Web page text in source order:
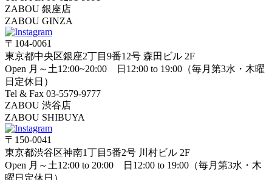
ZABOU 銀座店
ZABOU GINZA
〒104-0061
東京都中央区銀座2丁目9番12号 森田ビル 2F
Open 月～土12:00~20:00 日12:00 to 19:00（毎月第3水・木曜
日定休日）
Tel & Fax 03-5579-9777
ZABOU 渋谷店
ZABOU SHIBUYA
〒150-0041
東京都渋谷区神南1丁目5番2号 川村ビル 2F
Open 月～土12:00 to 20:00 日12:00 to 19:00（毎月第3水・木
曜日定休日）